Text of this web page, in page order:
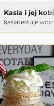
Kasia i jej